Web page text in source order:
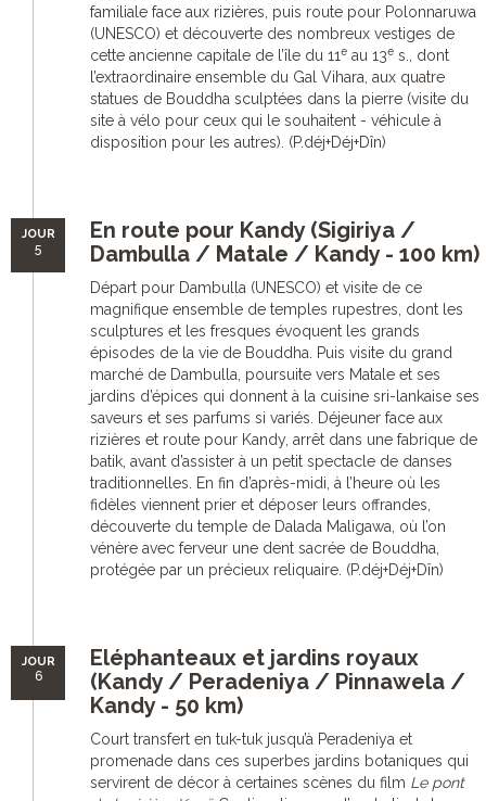
familiale face aux rizières, puis route pour Polonnaruwa
(UNESCO) et découverte des nombreux vestiges de
cette ancienne capitale de l’île du 11e au 13e s., dont
l’extraordinaire ensemble du Gal Vihara, aux quatre
statues de Bouddha sculptées dans la pierre (visite du
site à vélo pour ceux qui le souhaitent - véhicule à
disposition pour les autres). (P.déj+Déj+Dîn)
JOUR
5
En route pour Kandy (Sigiriya /
Dambulla / Matale / Kandy - 100 km)
Départ pour Dambulla (UNESCO) et visite de ce
magnifique ensemble de temples rupestres, dont les
sculptures et les fresques évoquent les grands
épisodes de la vie de Bouddha. Puis visite du grand
marché de Dambulla, poursuite vers Matale et ses
jardins d’épices qui donnent à la cuisine sri-lankaise ses
saveurs et ses parfums si variés. Déjeuner face aux
rizières et route pour Kandy, arrêt dans une fabrique de
batik, avant d’assister à un petit spectacle de danses
traditionnelles. En fin d’après-midi, à l’heure où les
fidèles viennent prier et déposer leurs offrandes,
découverte du temple de Dalada Maligawa, où l’on
vénère avec ferveur une dent sacrée de Bouddha,
protégée par un précieux reliquaire. (P.déj+Déj+Dîn)
JOUR
6
Eléphanteaux et jardins royaux
(Kandy / Peradeniya / Pinnawela /
Kandy - 50 km)
Court transfert en tuk-tuk jusqu’à Peradeniya et
promenade dans ces superbes jardins botaniques qui
servirent de décor à certaines scènes du film Le pont